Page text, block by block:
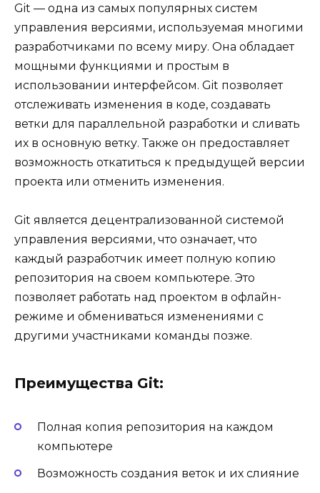
Git — одна из самых популярных систем
управления версиями, используемая многими
разработчиками по всему миру. Она обладает
мощными функциями и простым в
использовании интерфейсом. Git позволяет
отслеживать изменения в коде, создавать
ветки для параллельной разработки и сливать
их в основную ветку. Также он предоставляет
возможность откатиться к предыдущей версии
проекта или отменить изменения.
Git является децентрализованной системой
управления версиями, что означает, что
каждый разработчик имеет полную копию
репозитория на своем компьютере. Это
позволяет работать над проектом в офлайн-
режиме и обмениваться изменениями с
другими участниками команды позже.
Преимущества Git:
Полная копия репозитория на каждом
компьютере
Возможность создания веток и их слияние